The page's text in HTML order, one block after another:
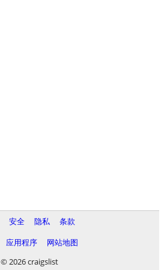
安全 隐私
条款
应用程序
网站地图
© 2026 craigslist